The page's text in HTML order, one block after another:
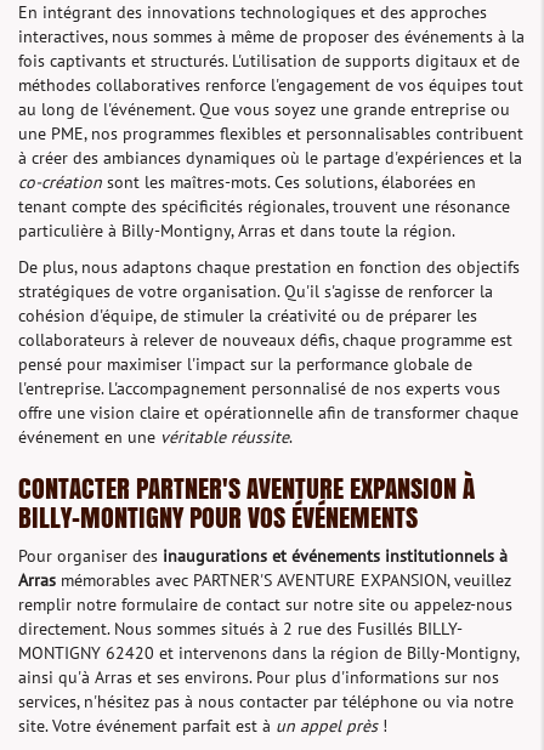
En intégrant des innovations technologiques et des approches
interactives, nous sommes à même de proposer des événements à la
fois captivants et structurés. L'utilisation de supports digitaux et de
méthodes collaboratives renforce l'engagement de vos équipes tout
au long de l'événement. Que vous soyez une grande entreprise ou
une PME, nos programmes flexibles et personnalisables contribuent
à créer des ambiances dynamiques où le partage d'expériences et la
co-création sont les maîtres-mots. Ces solutions, élaborées en
tenant compte des spécificités régionales, trouvent une résonance
particulière à Billy-Montigny, Arras et dans toute la région.
De plus, nous adaptons chaque prestation en fonction des objectifs
stratégiques de votre organisation. Qu'il s'agisse de renforcer la
cohésion d'équipe, de stimuler la créativité ou de préparer les
collaborateurs à relever de nouveaux défis, chaque programme est
pensé pour maximiser l'impact sur la performance globale de
l'entreprise. L'accompagnement personnalisé de nos experts vous
offre une vision claire et opérationnelle afin de transformer chaque
événement en une véritable réussite.
CONTACTER PARTNER'S AVENTURE EXPANSION À
BILLY-MONTIGNY POUR VOS ÉVÉNEMENTS
Pour organiser des inaugurations et événements institutionnels à
Arras mémorables avec PARTNER'S AVENTURE EXPANSION, veuillez
remplir notre formulaire de contact sur notre site ou appelez-nous
directement. Nous sommes situés à 2 rue des Fusillés BILLY-
MONTIGNY 62420 et intervenons dans la région de Billy-Montigny,
ainsi qu'à Arras et ses environs. Pour plus d'informations sur nos
services, n'hésitez pas à nous contacter par téléphone ou via notre
site. Votre événement parfait est à un appel près!